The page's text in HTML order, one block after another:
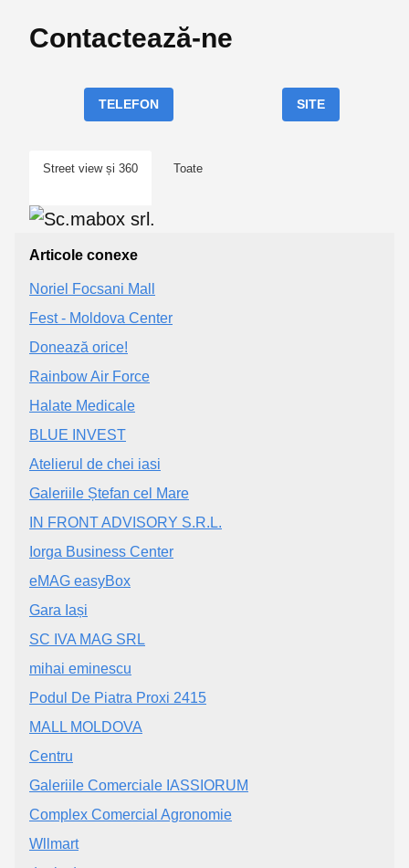
Contactează-ne
TELEFON SITE
Street view și 360 Toate
Articole conexe
Noriel Focsani Mall
Fest - Moldova Center
Donează orice!
Rainbow Air Force
Halate Medicale
BLUE INVEST
Atelierul de chei iasi
Galeriile Ștefan cel Mare
IN FRONT ADVISORY S.R.L.
Iorga Business Center
eMAG easyBox
Gara Iași
SC IVA MAG SRL
mihai eminescu
Podul De Piatra Proxi 2415
MALL MOLDOVA
Centru
Galeriile Comerciale IASSIORUM
Complex Comercial Agronomie
Wllmart